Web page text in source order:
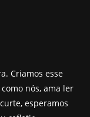
Criamos esse
nós, ama ler
esperamos